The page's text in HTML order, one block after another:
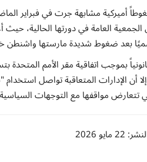
أميركية مشابهة جرت في فبراير
العامة في دورتها الحالية، حيث
بعد ضغوط شديدة مارستها واشنطن
بموجب اتفاقية مقر الأمم
أن الإدارات المتعاقبة تواصل
مواقفها مع التوجهات
مايو 2026